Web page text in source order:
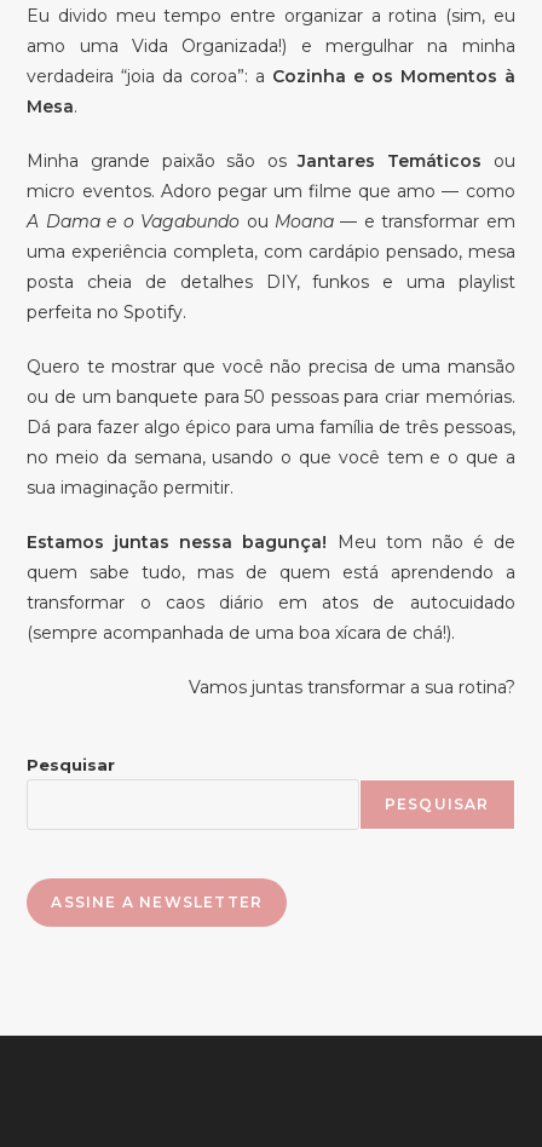
Eu divido meu tempo entre organizar a rotina (sim, eu
amo uma Vida Organizada!) e mergulhar na minha
verdadeira “joia da coroa”: a Cozinha e os Momentos à
Mesa.
Minha grande paixão são osJantares Temáticos ou
micro eventos. Adoro pegar um filme que amo — como
A Dama e o Vagabundo ou Moana— e transformar em
uma experiência completa, com cardápio pensado, mesa
posta cheia de detalhes DIY, funkos e uma playlist
perfeita no Spotify.
Quero te mostrar que você não precisa de uma mansão
ou de um banquete para 50 pessoas para criar memórias.
Dá para fazer algo épico para uma família de três pessoas,
no meio da semana, usando o que você tem e o que a
sua imaginação permitir.
Estamos juntas nessa bagunça! Meu tom não é de
quem sabe tudo, mas de quem está aprendendo a
transformar o caos diário em atos de autocuidado
(sempre acompanhada de uma boa xícara de chá!).
Vamos juntas transformar a sua rotina?
Pesquisar
PESQUISAR
ASSINE A NEWSLETTER